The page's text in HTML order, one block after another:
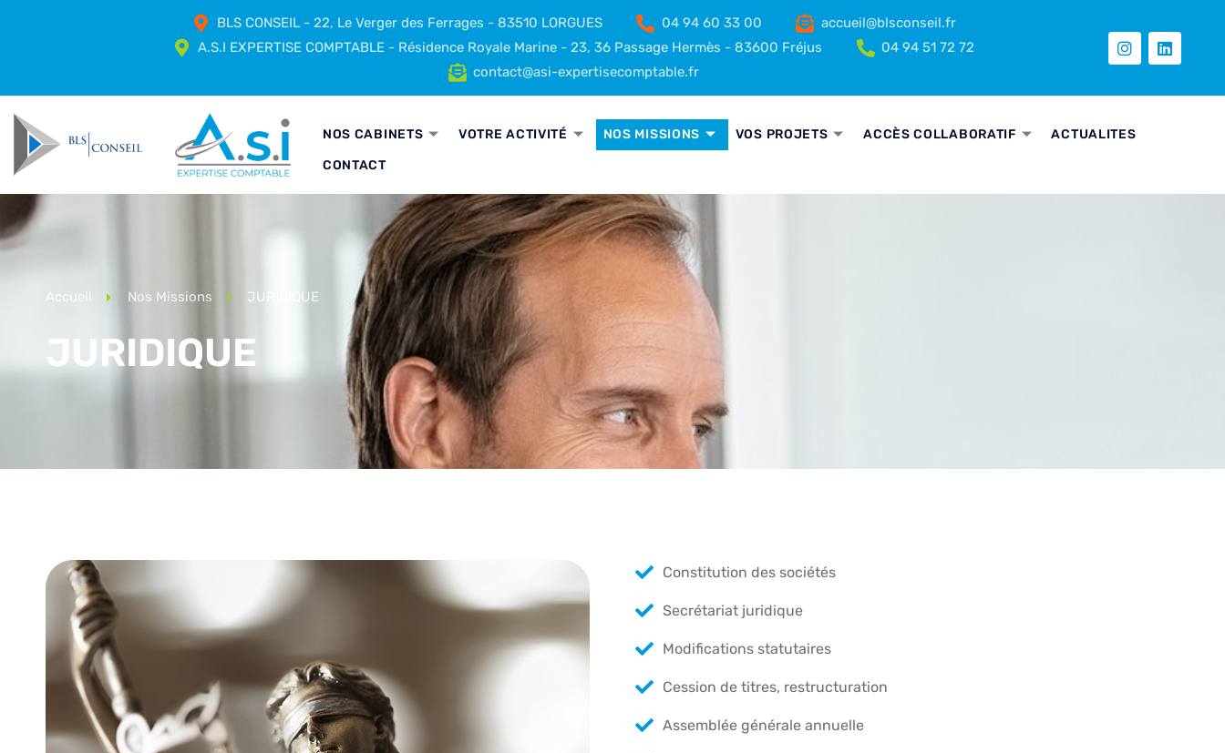
BLS CONSEIL - 22, Le Verger des Ferrages - 83510 LORGUES 04 94 60 33 00
accueil@blsconseil.fr
A.S.I EXPERTISE COMPTABLE - Résidence Royale Marine - 23, 36 Passage Hermès - 83600 Fréjus
04 94 51 72 72
contact@asi-expertisecomptable.fr
NOS CABINETS VOTRE ACTIVITÉ NOS MISSIONS VOS PROJETS ACCÈS COLLABORATIF
ACTUALITES
CONTACT
Accueil Nos Missions JURIDIQUE
JURIDIQUE
Constitution des sociétés
Secrétariat juridique
Modifications statutaires
Cession de titres, restructuration
Assemblée générale annuelle